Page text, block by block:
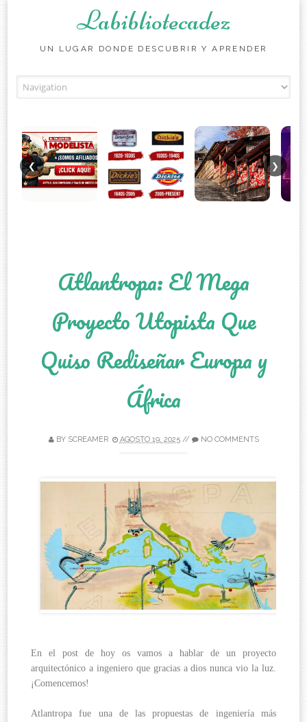
Labibliotecadez
UN LUGAR DONDE DESCUBRIR Y APRENDER
❮ ❯
Atlantropa: El Mega
Proyecto Utopista Que
Quiso Rediseñar Europa y
África
BY SCREAMER AGOSTO 19, 2025// NO COMMENTS
En el post de hoy os vamos a hablar de un proyecto
arquitectónico a ingeniero que gracias a dios nunca vio la luz.
¡Comencemos!
Atlantropa fue una de las propuestas de ingeniería más